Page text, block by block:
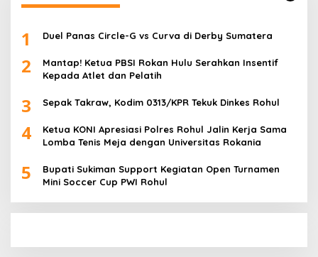
1 Duel Panas Circle-G vs Curva di Derby Sumatera
2
Mantap! Ketua PBSI Rokan Hulu Serahkan Insentif
Kepada Atlet dan Pelatih
3 Sepak Takraw, Kodim 0313/KPR Tekuk Dinkes Rohul
4
Ketua KONI Apresiasi Polres Rohul Jalin Kerja Sama
Lomba Tenis Meja dengan Universitas Rokania
5
Bupati Sukiman Support Kegiatan Open Turnamen
Mini Soccer Cup PWI Rohul